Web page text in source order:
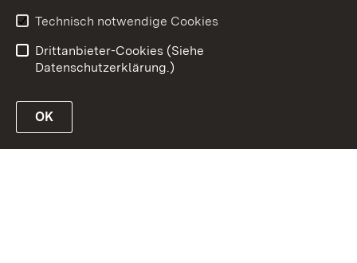
Technisch notwendige Cookies
Drittanbieter-Cookies (Siehe
Datenschutzerklärung.)
OK